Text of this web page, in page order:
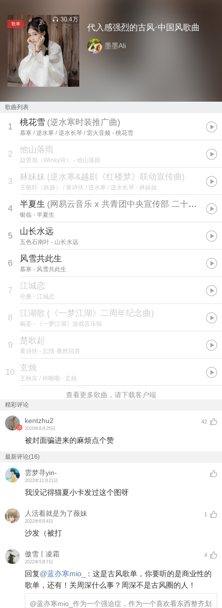
歌单
30.4万
代入感强烈的古风·中国风歌曲
墨墨Ali
歌曲列表
1 桃花雪 (逆水寒时装推广曲)
慕寒 / 逆水寒 / 逆水长琴 / 雷火音频 - 桃花雪
2 他山落雨
赵景旭（Winky诗） - 他山落雨
3 林妹妹 (逆水寒&越剧《红楼梦》联动宣传曲)
王敬轩（妖扬） / 黄诗扶 / 逆水寒 / 逆水长琴 - 林妹妹
4 半夏生 (网易云音乐 x 共青团中央宣传部 二十四节气「夏至」特别企划
银临 - 半夏生
5 山长水远
五色石南叶 - 山长水远
6 风雪共此生
慕寒 - 风雪共此生
7 江城恋
伦桑 - 江城恋
8 江湖歌 ( 《一梦江湖》二周年纪念曲)
戴荃 - 《一梦江湖》游戏音乐辑
9 楚歌起
黄诗扶 - 忘情·蓦然回首
10 玄烛
王秋实 / 祥嘞嘞 - 玄烛
查看更多歌曲，请下载客户端
精彩评论
kentzhu2
2020年6月25日
42
被封面骗进来的麻烦点个赞
最新评论(16)
雲梦寻yin-
2022年11月21日
我没记得猫夏小卡发过这个图呀
人活着就是为了薇妹
2022年6月4日
1
沙发（被打
傲雪丨凌霜
2022年5月7日
4
回复@蓝亦寒mio_ ： 这是古风歌单，你要听的是商业性的
歌单，还有！关周深什么事？周深不是古风圈的人！
@蓝亦寒mio_ 作为一个强迫症，作为一个喜欢看东西整齐划